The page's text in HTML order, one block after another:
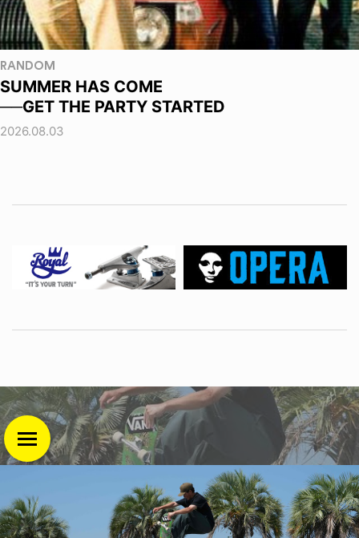
RANDOM
SUMMER HAS COME
──GET THE PARTY STARTED
2026.08.03